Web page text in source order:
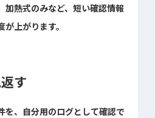
加熱式のみなど、短い確認情報
上がります。
す
を、自分用のログとして確認で